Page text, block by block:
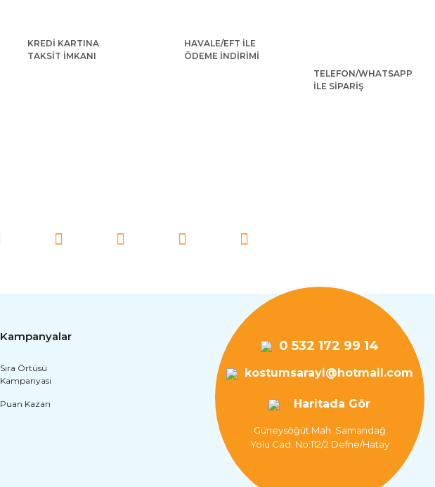
KREDİ KARTINA
TAKSİT İMKANI
HAVALE/EFT İLE
ÖDEME İNDİRİMİ
TELEFON/WHATSAPP
İLE SİPARİŞ
Kampanyalar
Sıra Örtüsü
Kampanyası
Puan Kazan
0 532 172 99 14
kostumsarayi@hotmail.com
Haritada Gör
Güneysöğüt Mah. Samandağ
Yolu Cad. No:112/2 Defne/Hatay